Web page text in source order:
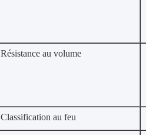
Résistance au volume
Classification au feu